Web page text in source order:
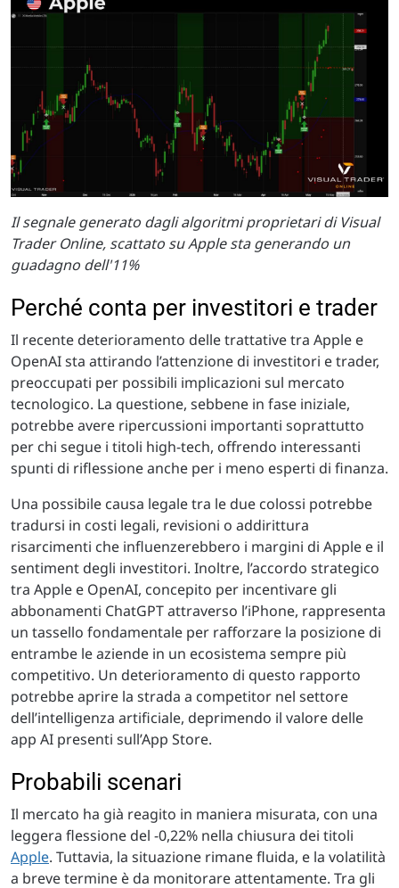
Il segnale generato dagli algoritmi proprietari di Visual
Trader Online, scattato su Apple sta generando un
guadagno dell'11%
Perché conta per investitori e trader
Il recente deterioramento delle trattative tra Apple e
OpenAI sta attirando l’attenzione di investitori e trader,
preoccupati per possibili implicazioni sul mercato
tecnologico. La questione, sebbene in fase iniziale,
potrebbe avere ripercussioni importanti soprattutto
per chi segue i titoli high-tech, offrendo interessanti
spunti di riflessione anche per i meno esperti di finanza.
Una possibile causa legale tra le due colossi potrebbe
tradursi in costi legali, revisioni o addirittura
risarcimenti che influenzerebbero i margini di Apple e il
sentiment degli investitori. Inoltre, l’accordo strategico
tra Apple e OpenAI, concepito per incentivare gli
abbonamenti ChatGPT attraverso l’iPhone, rappresenta
un tassello fondamentale per rafforzare la posizione di
entrambe le aziende in un ecosistema sempre più
competitivo. Un deterioramento di questo rapporto
potrebbe aprire la strada a competitor nel settore
dell’intelligenza artificiale, deprimendo il valore delle
app AI presenti sull’App Store.
Probabili scenari
Il mercato ha già reagito in maniera misurata, con una
leggera flessione del -0,22% nella chiusura dei titoli
Apple. Tuttavia, la situazione rimane fluida, e la volatilità
a breve termine è da monitorare attentamente. Tra gli